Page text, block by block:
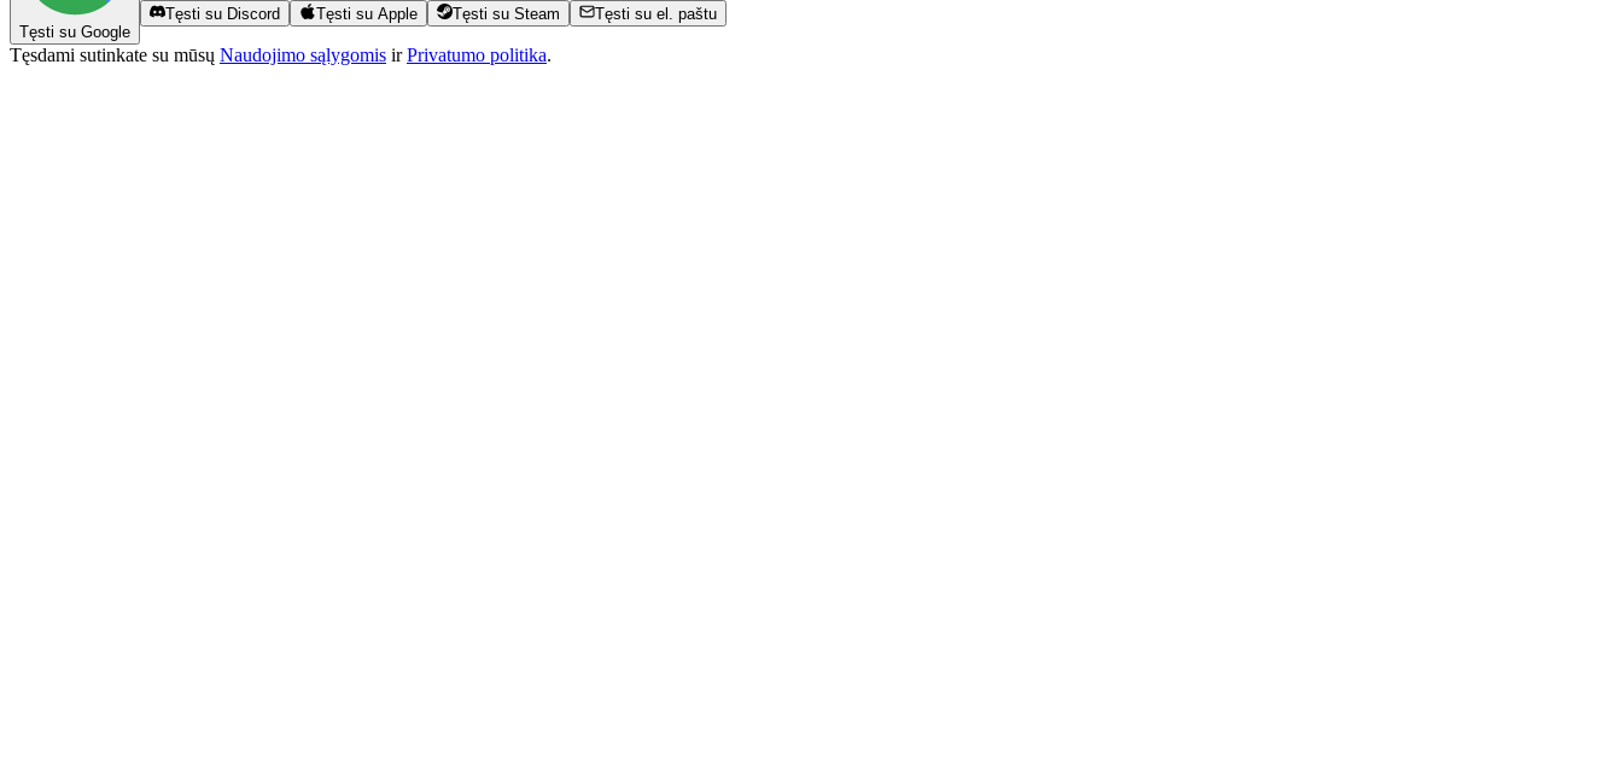
Tęsti su Google
Tęsti su Discord Tęsti su Apple Tęsti su Steam Tęsti su el. paštu
Tęsdami sutinkate su mūsų Naudojimo sąlygomis irPrivatumo politika.